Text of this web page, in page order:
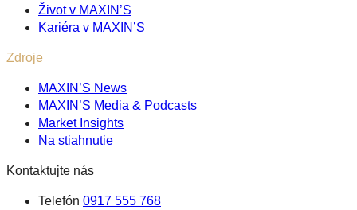
Život v MAXIN’S
Kariéra v MAXIN’S
Zdroje
MAXIN’S News
MAXIN’S Media & Podcasts
Market Insights
Na stiahnutie
Kontaktujte nás
Telefón 0917 555 768